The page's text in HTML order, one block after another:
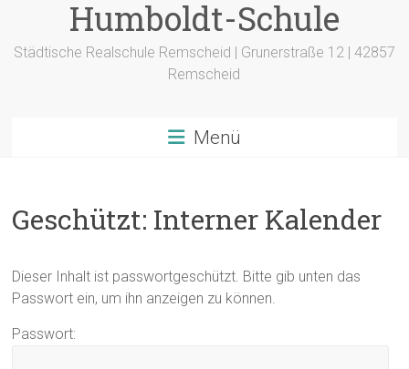
Humboldt-Schule
Städtische Realschule Remscheid | Grunerstraße 12 | 42857
Remscheid
Menü
Geschützt: Interner Kalender
Dieser Inhalt ist passwortgeschützt. Bitte gib unten das
Passwort ein, um ihn anzeigen zu können.
Passwort: